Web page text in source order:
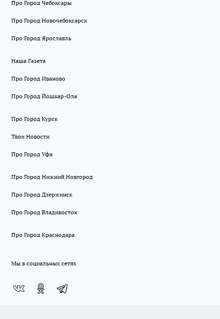
Про Город Чебоксары
Про Город Новочебоксарск
Про Город Ярославль
Наша Газета
Про Город Иваново
Про Город Йошкар-Ола
Про Город Курск
Твои Новости
Про Город Уфа
Про Город Нижний Новгород
Про Город Дзержинск
Про Город Владивосток
Про Город Краснодара
Мы в социальных сетях